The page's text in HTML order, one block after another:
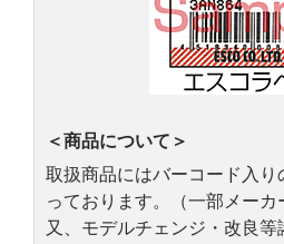
＜商品について＞
取扱商品にはバーコード入り
っております。（一部メーカ
又、モデルチェンジ・改良